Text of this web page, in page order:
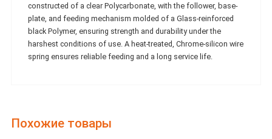
constructed of a clear Polycarbonate, with the follower, base-
plate, and feeding mechanism molded of a Glass-reinforced
black Polymer, ensuring strength and durability under the
harshest conditions of use. A heat-treated, Chrome-silicon wire
spring ensures reliable feeding and a long service life.
Похожие товары